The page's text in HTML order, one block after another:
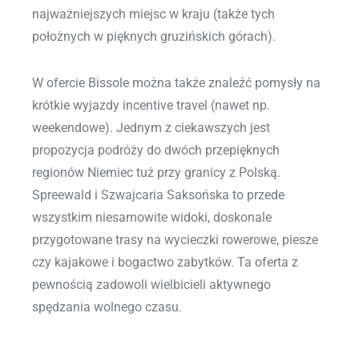
najważniejszych miejsc w kraju (także tych
położnych w pięknych gruzińskich górach).
W ofercie Bissole można także znaleźć pomysły na
krótkie wyjazdy incentive travel (nawet np.
weekendowe). Jednym z ciekawszych jest
propozycja podróży do dwóch przepięknych
regionów Niemiec tuż przy granicy z Polską.
Spreewald i Szwajcaria Saksońska to przede
wszystkim niesamowite widoki, doskonale
przygotowane trasy na wycieczki rowerowe, piesze
czy kajakowe i bogactwo zabytków. Ta oferta z
pewnością zadowoli wielbicieli aktywnego
spędzania wolnego czasu.